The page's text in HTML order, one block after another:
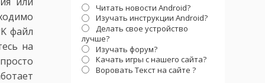
файл
на
Читать новости Android?
Изучать инструкции Android?
Делать свое устройство
лучше?
Изучать форум?
Качать игры с нашего сайта?
Воровать Текст на сайте ?